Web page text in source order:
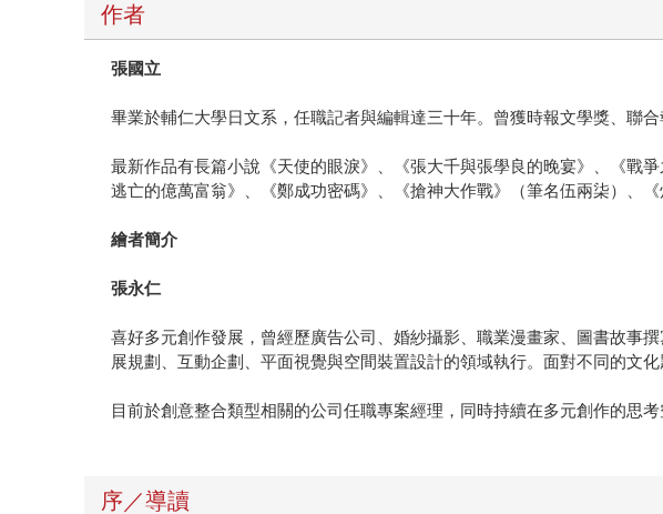
作者
張國立
畢業於輔仁大學日文系，任職記者與編輯達三十年。曾獲時報文學獎、聯
最新作品有長篇小說《天使的眼淚》、《張大千與張學良的晚宴》、《戰
逃亡的億萬富翁》、《鄭成功密碼》、《搶神大作戰》（筆名伍兩柒）、
繪者簡介
張永仁
喜好多元創作發展，曾經歷廣告公司、婚紗攝影、職業漫畫家、圖書故事
展規劃、互動企劃、平面視覺與空間裝置設計的領域執行。面對不同的文
目前於創意整合類型相關的公司任職專案經理，同時持續在多元創作的思考
序／導讀